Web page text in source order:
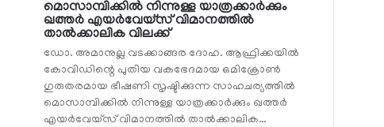
മൊസാമ്പിക്കില്‍ നിന്നുള്ള യാത്രക്കാര്‍ക്കും
ഖത്തര്‍ എയര്‍വേയ്‌സ് വിമാനത്തില്‍
താല്‍ക്കാലിക വിലക്ക്
ഡോ. അമാനുല്ല വടക്കാങ്ങര ദോഹ. ആഫ്രിക്കയില്‍
കോവിഡിന്റെ പുതിയ വകഭേദമായ ഒമിക്രോണ്‍
ഗുരുതരമായ ഭീഷണി സൃഷ്ടിക്കുന്ന സാഹചര്യത്തില്‍
മൊസാമ്പിക്കില്‍ നിന്നുള്ള യാത്രക്കാര്‍ക്കും ഖത്തര്‍
എയര്‍വേയ്‌സ് വിമാനത്തില്‍ താല്‍ക്കാലിക…